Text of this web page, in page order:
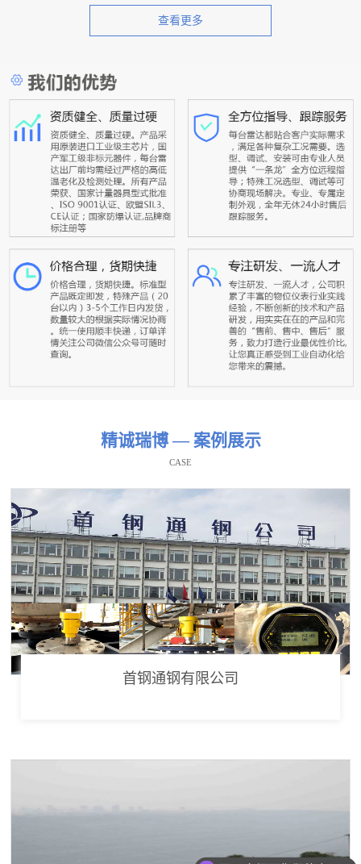
查看更多
精诚瑞博 — 案例展示
CASE
首钢通钢有限公司
可以介绍下你们的产品么